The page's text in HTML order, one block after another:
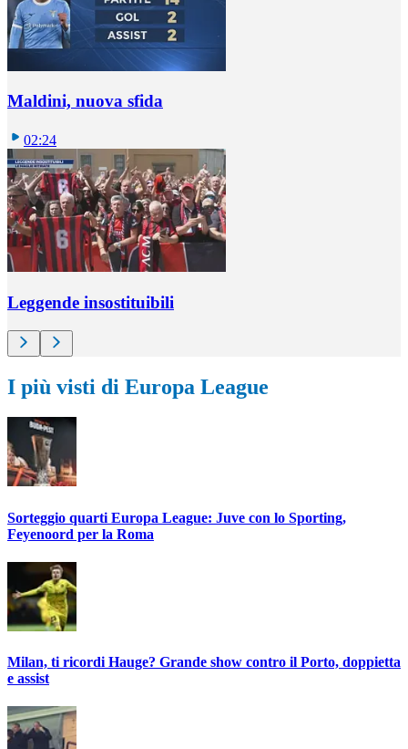
Maldini, nuova sfida
02:24
Leggende insostituibili
I più visti di Europa League
Sorteggio quarti Europa League: Juve con lo Sporting,
Feyenoord per la Roma
Milan, ti ricordi Hauge? Grande show contro il Porto, doppietta
e assist